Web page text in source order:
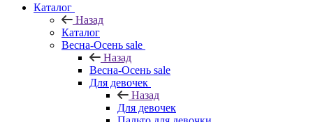
Каталог
Назад
Каталог
Весна-Осень sale
Назад
Весна-Осень sale
Для девочек
Назад
Для девочек